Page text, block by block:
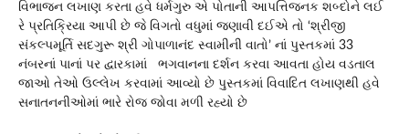
વિભાજન લખાણ કરતા હવે ધર્મગુરુ એ પોતાની આપત્તિજનક શબ્દોને લઈ
રે પ્રતિક્રિયા આપી છે જે વિગતો વધુમાં જણાવી દઈએ તો ‘શ્રીજી
સંકલ્પમૂર્તિ સદગુરૂ શ્રી ગોપાળાનંદ સ્વામીની વાતો’ નાં પુસ્તકમાં 33
નંબરનાં પાનાં પર દ્વારકામાં ભગવાનના દર્શન કરવા આવતા હોય વડતાલ
જાઓ તેઓ ઉલ્લેખ કરવામાં આવ્યો છે પુસ્તકમાં વિવાદિત લખાણથી હવે
સનાતનનીઓમાં ભારે રોજ જોવા મળી રહ્યો છે